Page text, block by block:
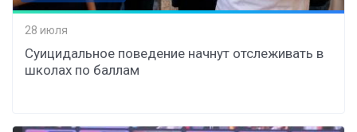
28 июля
Суицидальное поведение начнут отслеживать в
школах по баллам